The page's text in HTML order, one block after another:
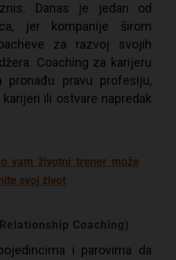
Danas je jedan od
jer kompanije širom
za razvoj svojih
Coaching za karijeru
pronađu pravu profesiju,
ili ostvare napredak
vam životni trener može
svoj život
Coaching)
i parovima da